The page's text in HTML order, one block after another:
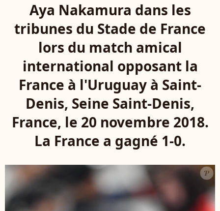
Aya Nakamura dans les
tribunes du Stade de France
lors du match amical
international opposant la
France à l'Uruguay à Saint-
Denis, Seine Saint-Denis,
France, le 20 novembre 2018.
La France a gagné 1-0.